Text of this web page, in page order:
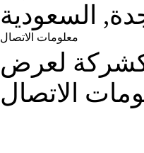
السعودية
معلومات الاتصال
لعرض
الاتصال